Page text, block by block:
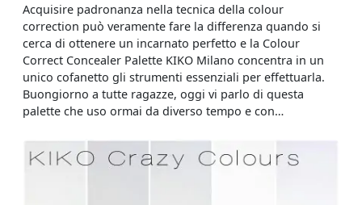
Acquisire padronanza nella tecnica della colour
correction può veramente fare la differenza quando si
cerca di ottenere un incarnato perfetto e la Colour
Correct Concealer Palette KIKO Milano concentra in un
unico cofanetto gli strumenti essenziali per effettuarla.
Buongiorno a tutte ragazze, oggi vi parlo di questa
palette che uso ormai da diverso tempo e con…